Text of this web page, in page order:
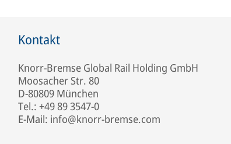
Kontakt
Knorr-Bremse Global Rail Holding GmbH
Moosacher Str. 80
D-80809 München
Tel.: +49 89 3547-0
E-Mail: info@knorr-bremse.com